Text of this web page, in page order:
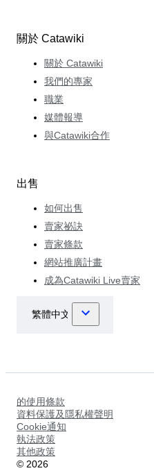
關於 Catawiki
關於 Catawiki
我們的專家
職業
媒體報導
與Catawiki合作
出售
如何出售
賣家祕訣
賣家條款
網站推廣計畫
成為Catawiki Live賣家
的使用條款
資料保護及隱私權聲明
Cookie通知
執法政策
其他政策
© 2026